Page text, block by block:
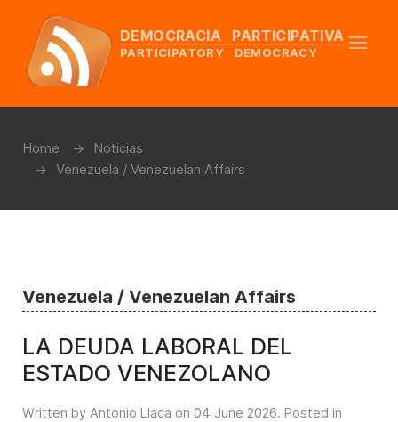
DEMOCRACIA PARTICIPATIVA
PARTICIPATORY DEMOCRACY
Home
Noticias
Venezuela / Venezuelan Affairs
Venezuela / Venezuelan Affairs
LA DEUDA LABORAL DEL
ESTADO VENEZOLANO
Written by Antonio Llaca on 04 June 2026. Posted in